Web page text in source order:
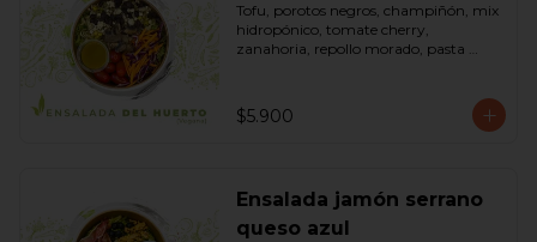
Tofu, porotos negros, champiñón, mix
hidropónico, tomate cherry,
zanahoria, repollo morado, pasta
dressing: vinagreta, mostaza (vinagre
blanco, mostaza, azúcar). Bowl.
$5.900
Ensalada jamón serrano
queso azul